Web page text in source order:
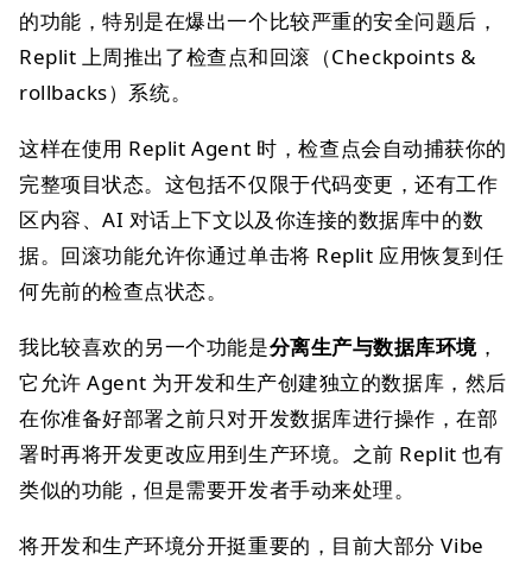
的功能，特别是在爆出一个比较严重的安全问题后，
Replit 上周推出了检查点和回滚（Checkpoints &
rollbacks）系统。
这样在使用 Replit Agent 时，检查点会自动捕获你的
完整项目状态。这包括不仅限于代码变更，还有工作
区内容、AI 对话上下文以及你连接的数据库中的数
据。回滚功能允许你通过单击将 Replit 应用恢复到任
何先前的检查点状态。
我比较喜欢的另一个功能是分离生产与数据库环境，
它允许 Agent 为开发和生产创建独立的数据库，然后
在你准备好部署之前只对开发数据库进行操作，在部
署时再将开发更改应用到生产环境。之前 Replit 也有
类似的功能，但是需要开发者手动来处理。
将开发和生产环境分开挺重要的，目前大部分 Vibe